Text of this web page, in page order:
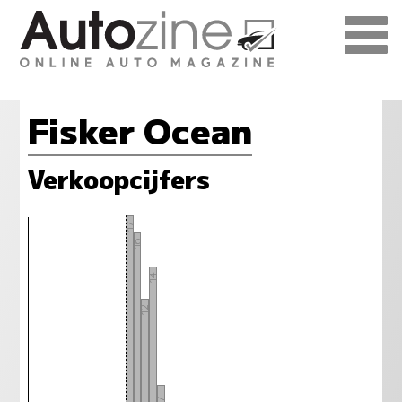
Fisker Ocean
Verkoopcijfers
17
16
12
14
7